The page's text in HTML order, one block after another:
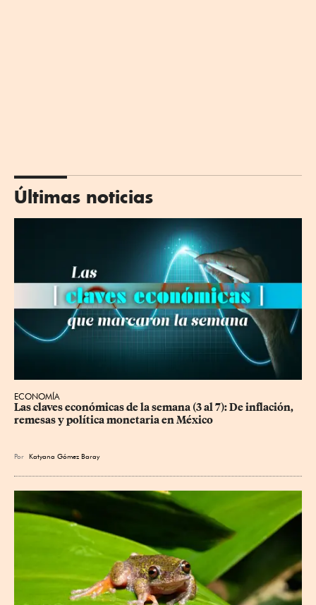
Últimas noticias
ECONOMÍA
Las claves económicas de la semana (3 al 7): De inflación,
remesas y política monetaria en México
Por Katyana Gómez Baray